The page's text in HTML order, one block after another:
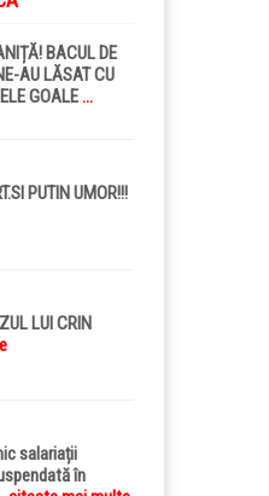
BACUL DE
AU LĂSAT CU
GOALE...
PUTIN UMOR!!!
LUI CRIN
salariații
în